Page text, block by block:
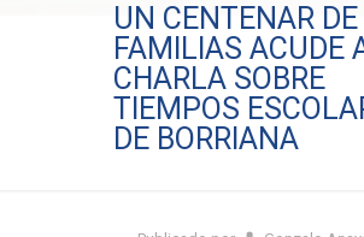
UN CENTENAR DE
FAMILIAS ACUDE
CHARLA SOBRE
TIEMPOS
DE BORRIANA